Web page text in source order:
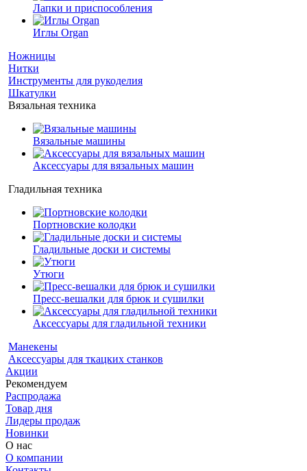
Лапки и приспособления
Иглы Organ
Ножницы
Нитки
Инструменты для рукоделия
Шкатулки
Вязальная техника
Вязальные машины
Аксессуары для вязальных машин
Гладильная техника
Портновские колодки
Гладильные доски и системы
Утюги
Пресс-вешалки для брюк и сушилки
Аксессуары для гладильной техники
Манекены
Аксессуары для ткацких станков
Акции
Рекомендуем
Распродажа
Товар дня
Лидеры продаж
Новинки
О нас
О компании